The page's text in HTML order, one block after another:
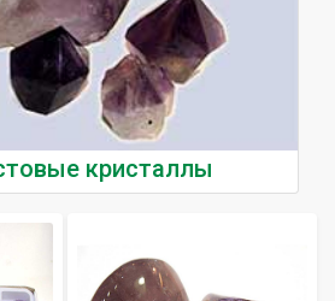
кристаллы